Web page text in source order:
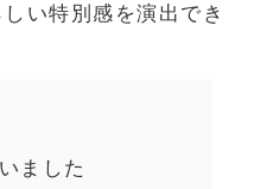
い特別感を演出でき
ました